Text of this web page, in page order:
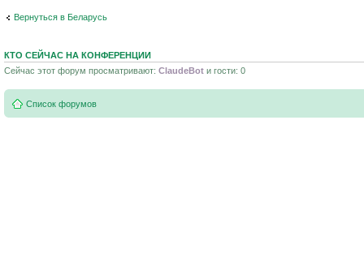
Вернуться в Беларусь
КТО СЕЙЧАС НА КОНФЕРЕНЦИИ
Сейчас этот форум просматривают: ClaudeBot и гости: 0
Список форумов